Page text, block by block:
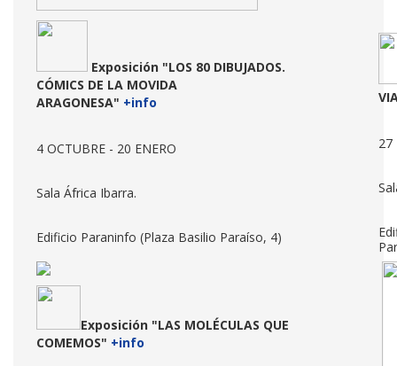
Exposición "LOS 80 DIBUJADOS.
CÓMICS DE LA MOVIDA
ARAGONESA" +info
4 OCTUBRE - 20 ENERO
Sala África Ibarra.
Edificio Paraninfo (Plaza Basilio Paraíso, 4)
27
Exposición "LAS MOLÉCULAS QUE
COMEMOS" +info